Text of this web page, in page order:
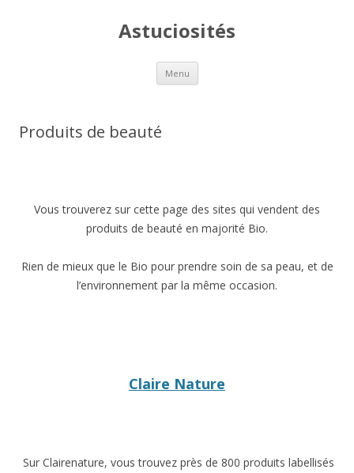
Astuciosités
Menu Aller
contenu
Produits de beauté
Vous trouverez sur cette page des sites qui vendent des
produits de beauté en majorité Bio.
Rien de mieux que le Bio pour prendre soin de sa peau, et de
l’environnement par la même occasion.
Claire Nature
Sur Clairenature, vous trouvez près de 800 produits labellisés